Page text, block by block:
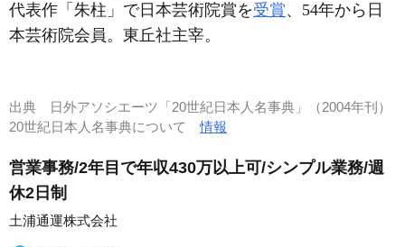
代表作「朱柱」で日本芸術院賞を受賞、54年から日
本芸術院会員。東丘社主宰。
出典
日外アソシエーツ「20世紀日本人名事典」（2004年刊）
20世紀日本人名事典について情報
営業事務/2年目で年収430万以上可/シンプル業務/週
休2日制
土浦通運株式会社